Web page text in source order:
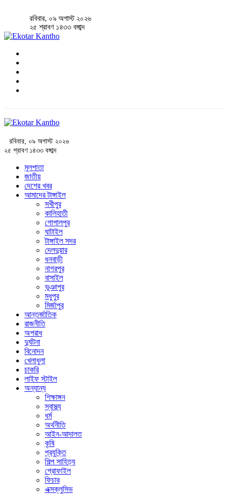
রবিবার, ০৯ অগাস্ট ২০২৬
২৫ শ্রাবণ ১৪৩৩ বঙ্গাব্দ
রবিবার, ০৯ অগাস্ট ২০২৬
২৫ শ্রাবণ ১৪৩৩ বঙ্গাব্দ
মূলপাতা
জাতীয়
দেশের খবর
আমাদের টাঙ্গাইল
সখীপুর
কালিহাতী
গোপালপুর
ঘাটাইল
টাঙ্গাইল সদর
দেলদুয়ার
ধনবাড়ী
নাগরপুর
বাসাইল
ভূঞাপুর
মধুপুর
মির্জাপুর
আন্তর্জাতিক
রাজনীতি
অপরাধ
দুর্ঘটনা
বিনোদন
খেলাধুলা
চাকরি
লাইফ স্টাইল
অন্যান্য
শিক্ষাঙ্গন
স্বাস্থ্য
ধর্ম
অর্থনীতি
আইন-আদালত
কৃষি
প্রযুক্তি
শিল্প সাহিত্য
প্রোফাইল
ফিচার
এক্সক্লুসিভ